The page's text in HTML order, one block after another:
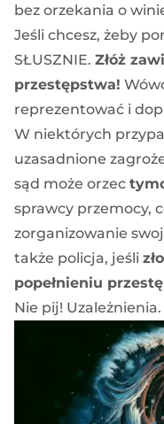
bez orzekania o
Jeśli chcesz, żeby
SŁUSZNIE. Złóż
przestępstwa!
reprezentować i
W niektórych
uzasadnione
sąd może orzec
sprawcy przemocy,
zorganizowanie
także policja, jeśli
popełnieniu
Nie pij! Uzależnienia.